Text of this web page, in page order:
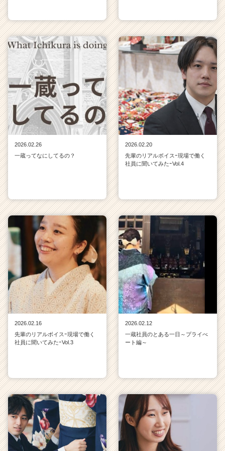
2026.02.26
一蔵ってなにしてるの？
2026.02.20
先輩のリアルボイスｰ現場で働く
社員に聞いてみたｰVol.4
2026.02.16
先輩のリアルボイスｰ現場で働く
社員に聞いてみたｰVol.3
2026.02.12
一蔵社員のとある一日～プライべ
ート編～